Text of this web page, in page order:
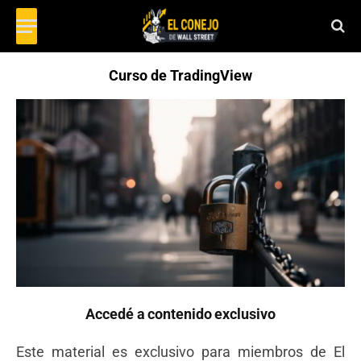
Curso de TradingView
Accedé a contenido exclusivo
Este material es exclusivo para miembros de El